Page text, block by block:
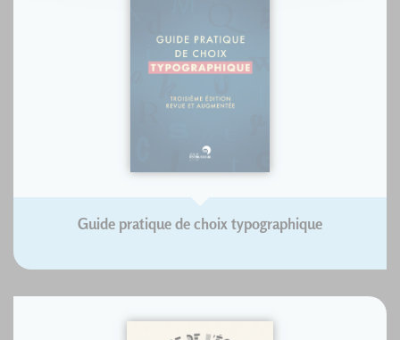
Guide pratique de choix typographique